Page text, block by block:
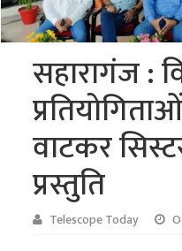
सहारागंज :
वाटकर
प्रस्तुति
Telescope Today